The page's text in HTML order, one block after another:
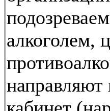
алкоголем,
направляют